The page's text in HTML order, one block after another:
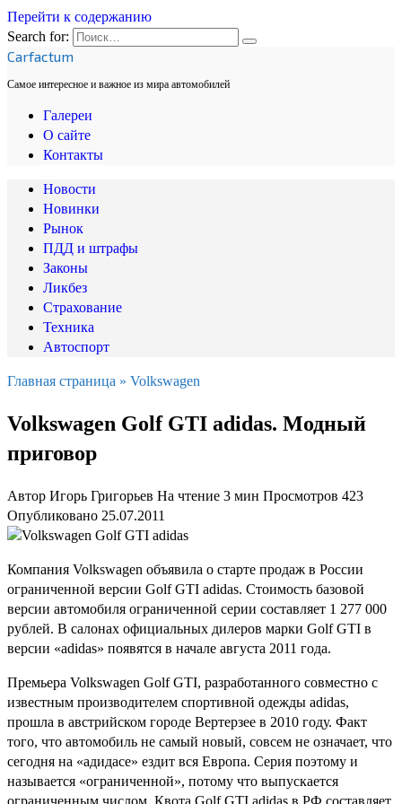
Перейти к содержанию
Search for:
Carfactum
Самое интересное и важное из мира автомобилей
Галереи
О сайте
Контакты
Новости
Новинки
Рынок
ПДД и штрафы
Законы
Ликбез
Страхование
Техника
Автоспорт
Главная страница » Volkswagen
Volkswagen Golf GTI adidas. Модный
приговор
Автор Игорь Григорьев На чтение 3 мин Просмотров 423
Опубликовано 25.07.2011
Компания Volkswagen объявила о старте продаж в России
ограниченной версии Golf GTI adidas. Стоимость базовой
версии автомобиля ограниченной серии составляет 1 277 000
рублей. В салонах официальных дилеров марки Golf GTI в
версии «adidas» появятся в начале августа 2011 года.
Премьера Volkswagen Golf GTI, разработанного совместно с
известным производителем спортивной одежды adidas,
прошла в австрийском городе Вертерзее в 2010 году. Факт
того, что автомобиль не самый новый, совсем не означает, что
сегодня на «адидасе» ездит вся Европа. Серия поэтому и
называется «ограниченной», потому что выпускается
ограниченным числом. Квота Golf GTI adidas в РФ составляет